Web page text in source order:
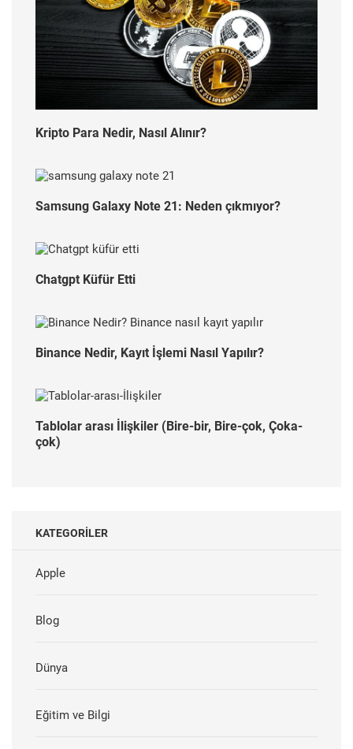
Kripto Para Nedir, Nasıl Alınır?
Samsung Galaxy Note 21: Neden çıkmıyor?
Chatgpt Küfür Etti
Binance Nedir, Kayıt İşlemi Nasıl Yapılır?
Tablolar arası İlişkiler (Bire-bir, Bire-çok, Çoka-
çok)
KATEGORILER
Apple
Blog
Dünya
Eğitim ve Bilgi